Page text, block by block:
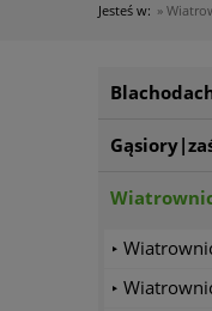
Jesteś w: »